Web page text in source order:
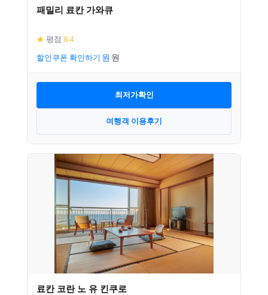
패밀리 료칸 가와큐
★ 평점 8.4
할인쿠폰 확인하기
최저가확인
여행객 이용후기
료칸 코란 노 유 킨쿠로